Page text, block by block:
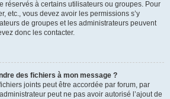
réservés à certains utilisateurs ou groupes. Pour
etc., vous devez avoir les permissions s’y
de groupes et les administrateurs peuvent
donc les contacter.
des fichiers à mon message ?
joints peut être accordée par forum, par
peut ne pas avoir autorisé l’ajout de